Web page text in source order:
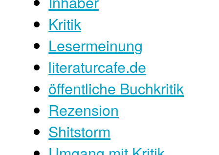
Kritik
Lesermeinung
literaturcafe.de
öffentliche Buchkritik
Rezension
Shitstorm